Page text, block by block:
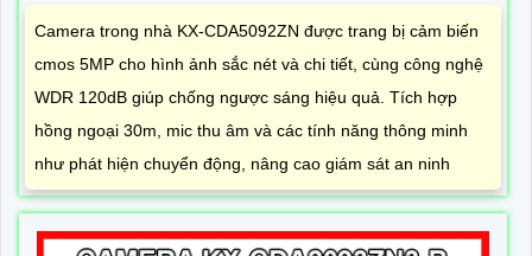
Camera trong nhà KX-CDA5092ZN được trang bị cảm biến
cmos 5MP cho hình ảnh sắc nét và chi tiết, cùng công nghệ
WDR 120dB giúp chống ngược sáng hiệu quả. Tích hợp
hồng ngoại 30m, mic thu âm và các tính năng thông minh
như phát hiện chuyển động, nâng cao giám sát an ninh